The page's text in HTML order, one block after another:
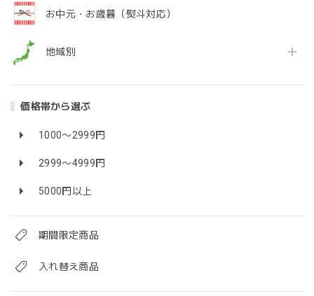
お中元・お歳暮（熨斗対応）
地域別
価格帯から選ぶ
1000〜2999円
2999〜4999円
5000円以上
期間限定商品
入れ替え商品